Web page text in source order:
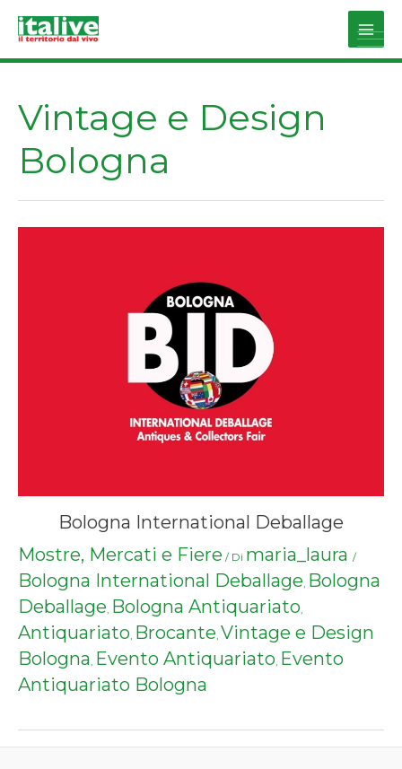
Main
Vintage e Design
Bologna
Bologna International Deballage
Mostre, Mercati e Fiere / Di maria_laura /
Bologna International Deballage, Bologna
Deballage, Bologna Antiquariato,
Antiquariato, Brocante, Vintage e Design
Bologna, Evento Antiquariato, Evento
Antiquariato Bologna